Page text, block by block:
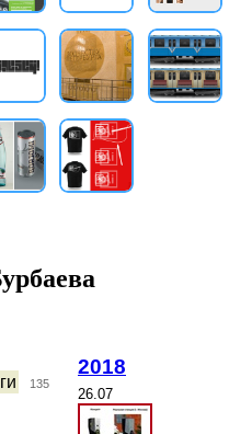
135
2018
26.07